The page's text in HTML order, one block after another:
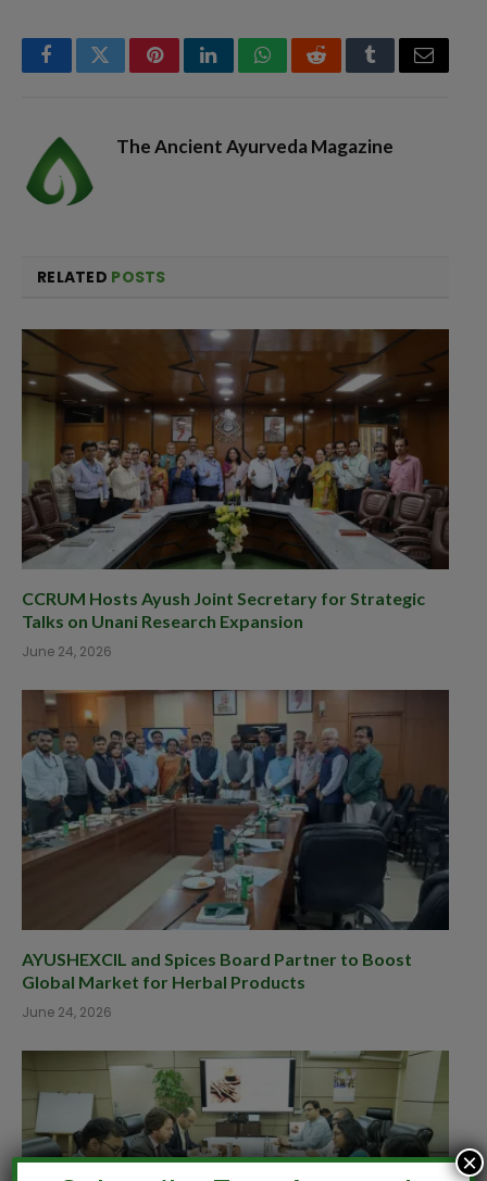
FacebookTwitterPinterestLinkedInWhatsAppRedditTumblrEmail
The Ancient Ayurveda Magazine
RELATED POSTS
CCRUM Hosts Ayush Joint Secretary for Strategic
Talks on Unani Research Expansion
June 24, 2026
AYUSHEXCIL and Spices Board Partner to Boost
Global Market for Herbal Products
June 24, 2026
×